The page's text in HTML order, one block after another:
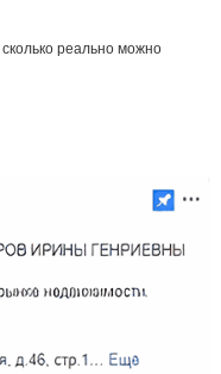
реально можно